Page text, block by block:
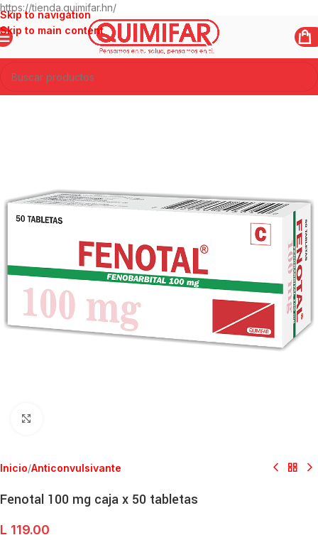
https://tienda.quimifar.hn/
Skip to navigation
Skip to main content
Inicio/Anticonvulsivante
Fenotal 100 mg caja x 50 tabletas
L 119.00